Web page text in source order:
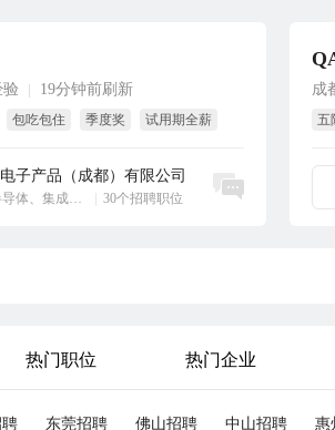
验 19分钟前刷新
包吃包住 季度奖
试用期全薪
子产品（成都）有限公司
电子技术、半导体、集成电路 30个招聘职位
成
五
热门职位 热门企业
东莞招聘 佛山招聘 中山招聘
惠